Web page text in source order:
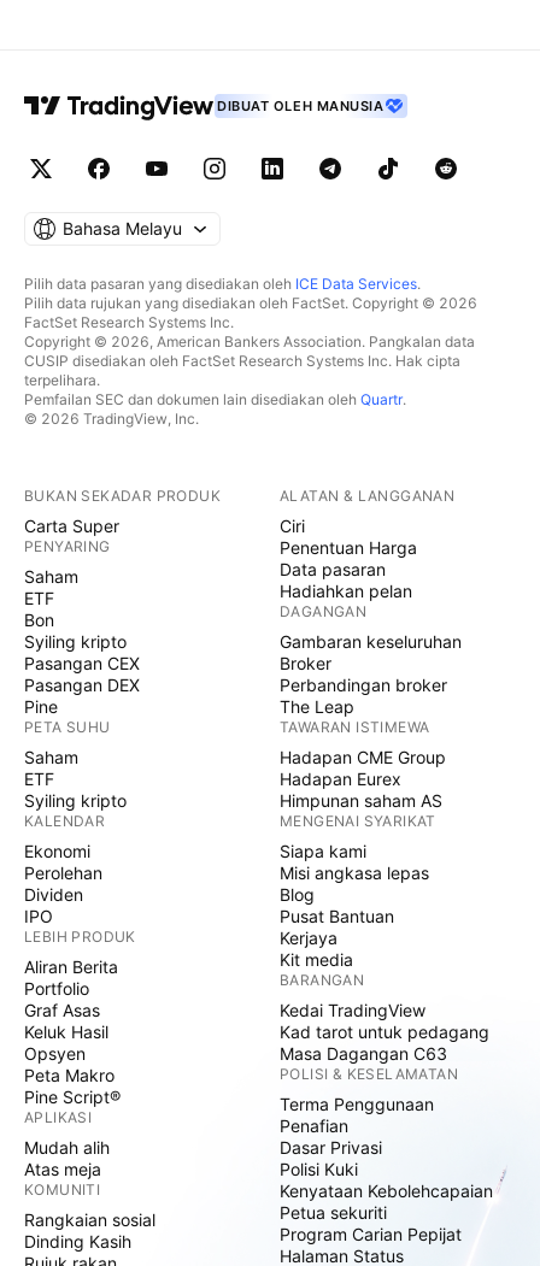
DIBUAT OLEH MANUSIA
Bahasa Melayu
Pilih data pasaran yang disediakan oleh ICE Data Services.
Pilih data rujukan yang disediakan oleh FactSet. Copyright © 2026
FactSet Research Systems Inc.
Copyright © 2026, American Bankers Association. Pangkalan data
CUSIP disediakan oleh FactSet Research Systems Inc. Hak cipta
terpelihara.
Pemfailan SEC dan dokumen lain disediakan oleh Quartr.
© 2026 TradingView, Inc.
BUKAN SEKADAR PRODUK
Carta Super
PENYARING
Saham
ETF
Bon
Syiling kripto
Pasangan CEX
Pasangan DEX
Pine
PETA SUHU
Saham
ETF
Syiling kripto
KALENDAR
Ekonomi
Perolehan
Dividen
IPO
LEBIH PRODUK
Aliran Berita
Portfolio
Graf Asas
Keluk Hasil
Opsyen
Peta Makro
Pine Script®
APLIKASI
Mudah alih
Atas meja
KOMUNITI
Rangkaian sosial
Dinding Kasih
ALATAN & LANGGANAN
Ciri
Penentuan Harga
Data pasaran
Hadiahkan pelan
DAGANGAN
Gambaran keseluruhan
Broker
Perbandingan broker
The Leap
TAWARAN ISTIMEWA
Hadapan CME Group
Hadapan Eurex
Himpunan saham AS
MENGENAI SYARIKAT
Siapa kami
Misi angkasa lepas
Blog
Pusat Bantuan
Kerjaya
Kit media
BARANGAN
Kedai TradingView
Kad tarot untuk pedagang
Masa Dagangan C63
POLISI & KESELAMATAN
Terma Penggunaan
Penafian
Dasar Privasi
Polisi Kuki
Kenyataan Kebolehcapaian
Petua sekuriti
Program Carian Pepijat
Halaman Status